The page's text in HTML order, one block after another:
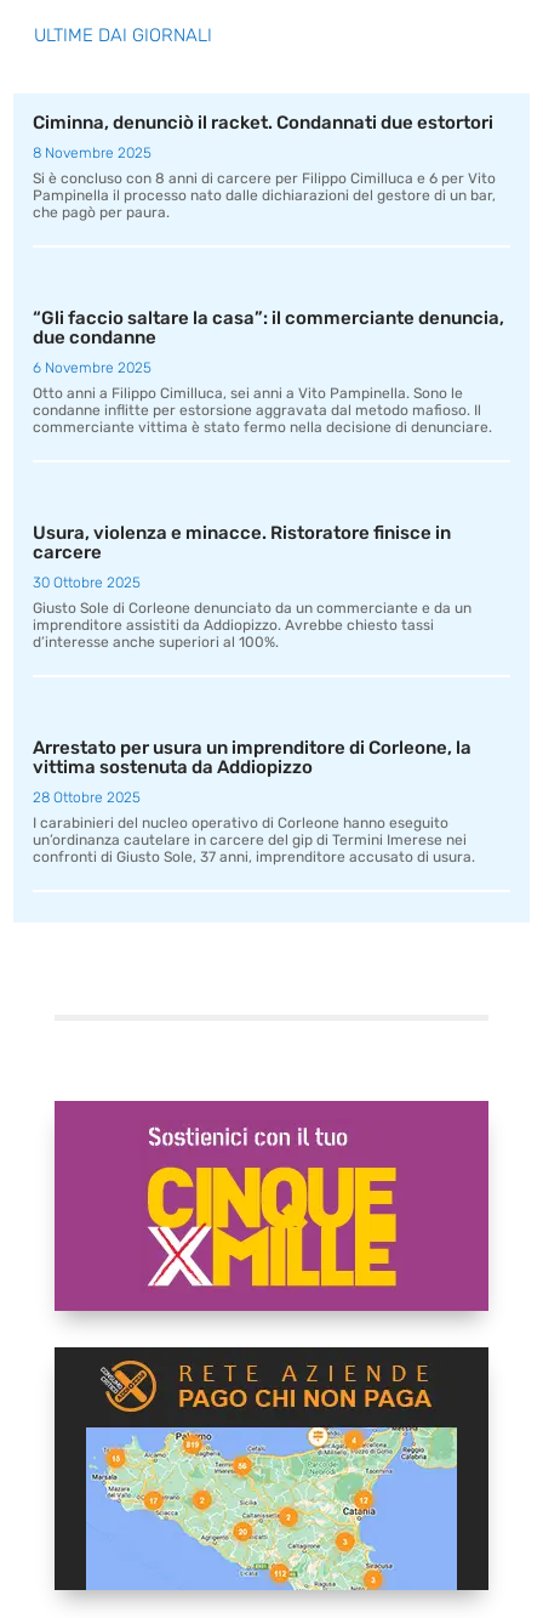
ULTIME DAI GIORNALI
Ciminna, denunciò il racket. Condannati due estortori
8 Novembre 2025
Si è concluso con 8 anni di carcere per Filippo Cimilluca e 6 per Vito
Pampinella il processo nato dalle dichiarazioni del gestore di un bar,
che pagò per paura.
“Gli faccio saltare la casa”: il commerciante denuncia,
due condanne
6 Novembre 2025
Otto anni a Filippo Cimilluca, sei anni a Vito Pampinella. Sono le
condanne inflitte per estorsione aggravata dal metodo mafioso. Il
commerciante vittima è stato fermo nella decisione di denunciare.
Usura, violenza e minacce. Ristoratore finisce in
carcere
30 Ottobre 2025
Giusto Sole di Corleone denunciato da un commerciante e da un
imprenditore assistiti da Addiopizzo. Avrebbe chiesto tassi
d’interesse anche superiori al 100%.
Arrestato per usura un imprenditore di Corleone, la
vittima sostenuta da Addiopizzo
28 Ottobre 2025
I carabinieri del nucleo operativo di Corleone hanno eseguito
un’ordinanza cautelare in carcere del gip di Termini Imerese nei
confronti di Giusto Sole, 37 anni, imprenditore accusato di usura.